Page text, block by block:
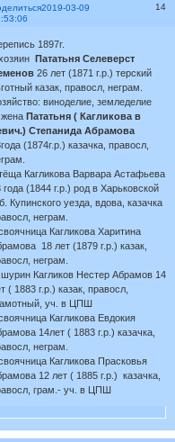
14
2019-03-09
1897г.
Пататьня Селеверст
26 лет (1871 г.р.) терский
казак, правосл, неграм.
виноделие, земледелие
Пататьня ( Кагликова в
Степанида Абрамова
(1874г.р.) казачка, правосл,
Кагликова Варвара Астафьева
года (1844 г.р.) род в Харьковской
Купинского уезда, вдова, казачка
неграм.
Кагликова Харитина
18 лет (1879 г.р.) казак,
неграм.
Кагликов Нестер Абрамов 14
( 1883 г.р.) казак, правосл,
уч. в ЦПШ
Кагликова Евдокия
14лет ( 1883 г.р.) казачка,
неграм.
Кагликова Прасковья
12 лет ( 1885 г.р.) казачка,
грам.- уч. в ЦПШ